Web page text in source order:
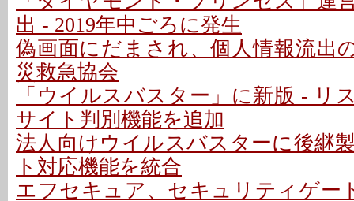
出 - 2019年中ごろに発生
偽画面にだまされ、個人情報流出
災救急協会
「ウイルスバスター」に新版 - リ
サイト判別機能を追加
法人向けウイルスバスターに後継
ト対応機能を統合
エフセキュア、セキュリティゲー